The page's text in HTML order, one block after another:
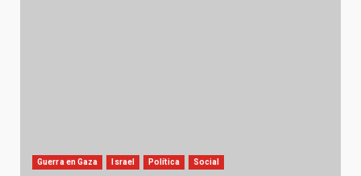
Guerra en Gaza Israel Política Social